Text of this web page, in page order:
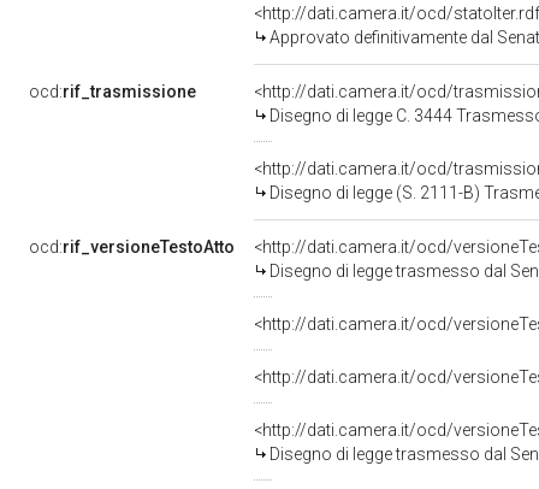
<http://dati.camera.it/ocd/
Approvato definitivamente dal
ocd:rif_trasmissione
<http://dati.camera.it/ocd/
Disegno di legge C. 3444
<http://dati.camera.it/ocd/
Disegno di legge (S. 2111-B)
ocd:rif_versioneTestoAtto
<http://dati.camera.it/ocd/
Disegno di legge trasmesso dal
<http://dati.camera.it/ocd/
<http://dati.camera.it/ocd/
<http://dati.camera.it/ocd/
Disegno di legge trasmesso dal